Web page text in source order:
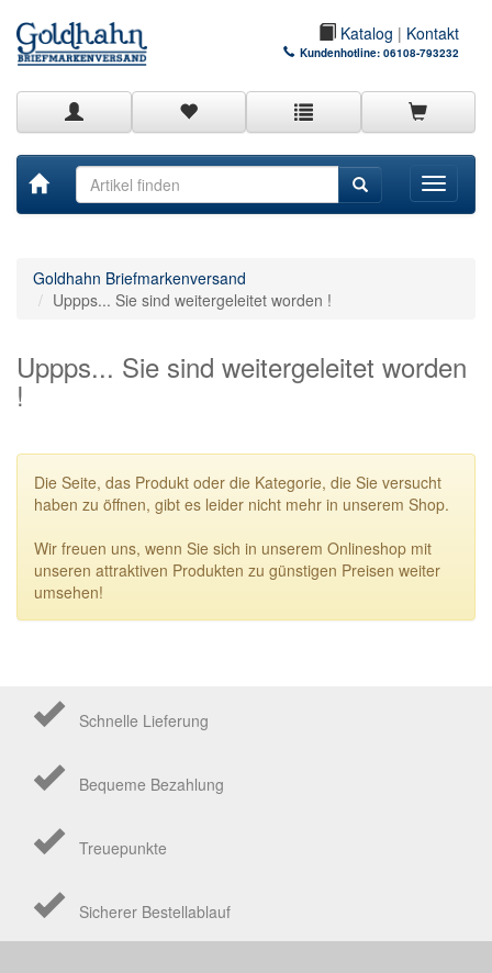
Katalog | Kontakt
Kundenhotline: 06108-793232
Toggle
Goldhahn Briefmarkenversand
Uppps... Sie sind weitergeleitet worden !
Uppps... Sie sind weitergeleitet worden
!
Die Seite, das Produkt oder die Kategorie, die Sie versucht
haben zu öffnen, gibt es leider nicht mehr in unserem Shop.
Wir freuen uns, wenn Sie sich in unserem Onlineshop mit
unseren attraktiven Produkten zu günstigen Preisen weiter
umsehen!
Schnelle Lieferung
Bequeme Bezahlung
Treuepunkte
Sicherer Bestellablauf